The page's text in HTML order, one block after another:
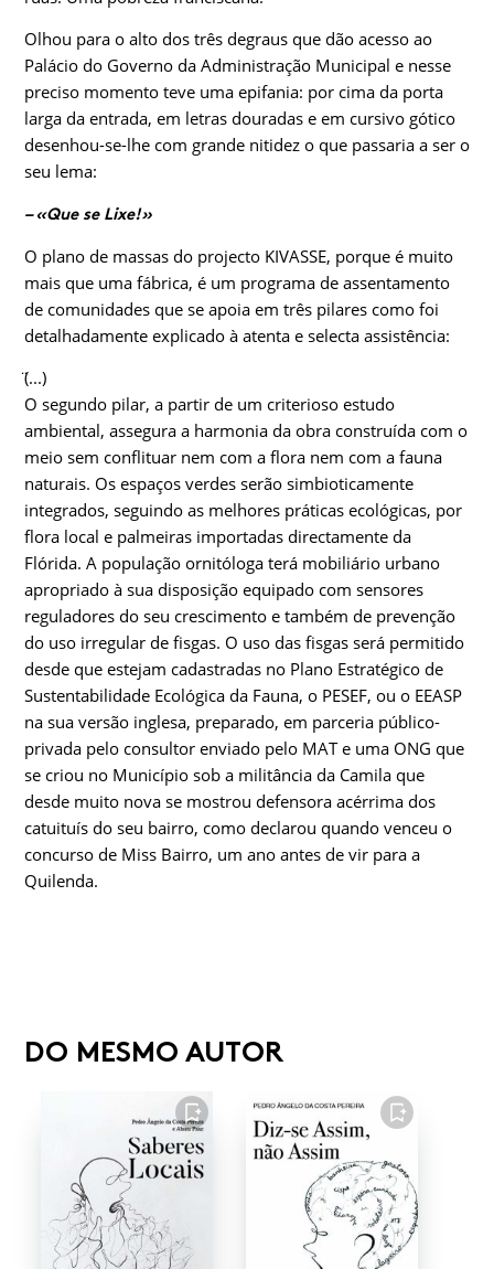
Olhou para o alto dos três degraus que dão acesso ao
Palácio do Governo da Administração Municipal e nesse
preciso momento teve uma epifania: por cima da porta
larga da entrada, em letras douradas e em cursivo gótico
desenhou-se-lhe com grande nitidez o que passaria a ser o
seu lema:
– «Que se Lixe!»
O plano de massas do projecto KIVASSE, porque é muito
mais que uma fábrica, é um programa de assentamento
de comunidades que se apoia em três pilares como foi
detalhadamente explicado à atenta e selecta assistência:
̈(...)
O segundo pilar, a partir de um criterioso estudo
ambiental, assegura a harmonia da obra construída com o
meio sem conflituar nem com a flora nem com a fauna
naturais. Os espaços verdes serão simbioticamente
integrados, seguindo as melhores práticas ecológicas, por
flora local e palmeiras importadas directamente da
Flórida. A população ornitóloga terá mobiliário urbano
apropriado à sua disposição equipado com sensores
reguladores do seu crescimento e também de prevenção
do uso irregular de fisgas. O uso das fisgas será permitido
desde que estejam cadastradas no Plano Estratégico de
Sustentabilidade Ecológica da Fauna, o PESEF, ou o EEASP
na sua versão inglesa, preparado, em parceria público-
privada pelo consultor enviado pelo MAT e uma ONG que
se criou no Município sob a militância da Camila que
desde muito nova se mostrou defensora acérrima dos
catuituís do seu bairro, como declarou quando venceu o
concurso de Miss Bairro, um ano antes de vir para a
Quilenda.
DO MESMO AUTOR
FAVORITO FAVORITO